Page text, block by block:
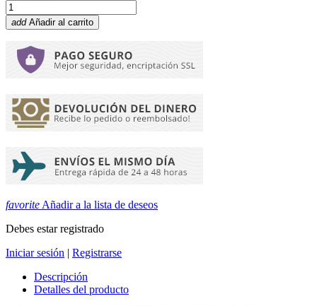
add Añadir al carrito
favorite Añadir a la lista de deseos
Debes estar registrado
Iniciar sesión | Registrarse
Descripción
Detalles del producto